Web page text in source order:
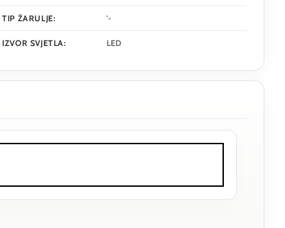
TIP ŽARULJE: '-
IZVOR SVJETLA: LED